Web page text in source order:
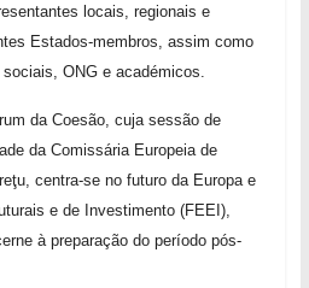
locais, regionais e
Estados-membros, assim como
ONG e académicos.
da Coesão, cuja sessão de
da Comissária Europeia de
centra-se no futuro da Europa e
e de Investimento (FEEI),
à preparação do período pós-